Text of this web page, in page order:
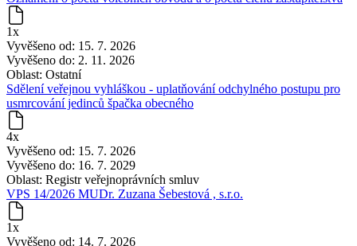
1x
Vyvěšeno od: 15. 7. 2026
Vyvěšeno do: 2. 11. 2026
Oblast: Ostatní
Sdělení veřejnou vyhláškou - uplatňování odchylného postupu pro
usmrcování jedinců špačka obecného
4x
Vyvěšeno od: 15. 7. 2026
Vyvěšeno do: 16. 7. 2029
Oblast: Registr veřejnoprávních smluv
VPS 14/2026 MUDr. Zuzana Šebestová , s.r.o.
1x
Vyvěšeno od: 14. 7. 2026